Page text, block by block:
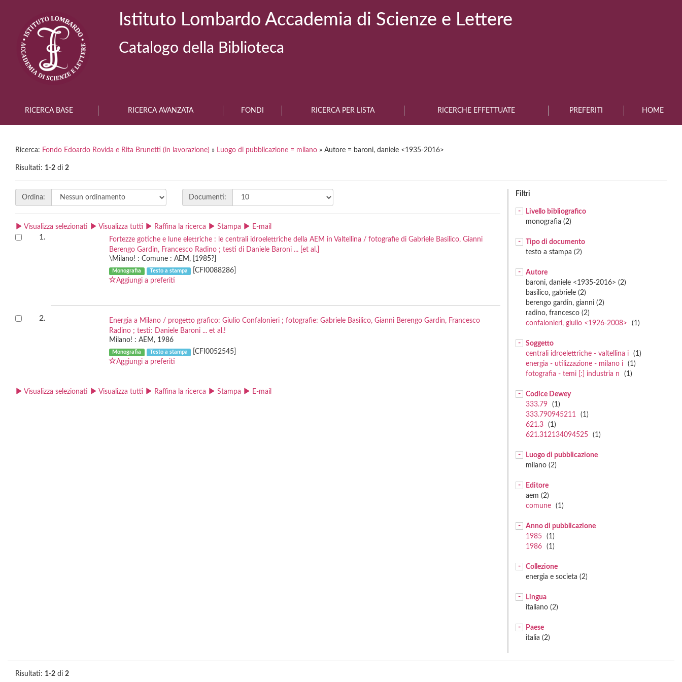
Istituto Lombardo Accademia di Scienze e Lettere
Catalogo della Biblioteca
RICERCA BASE RICERCA AVANZATA FONDI RICERCA PER LISTA RICERCHE EFFETTUATE PREFERITI HOME
Ricerca: Fondo Edoardo Rovida e Rita Brunetti (in lavorazione) » Luogo di pubblicazione = milano » Autore = baroni, daniele <1935-2016>
Risultati: 1-2 di 2
Filtri
Livello bibliografico
monografia (2)
Tipo di documento
testo a stampa (2)
Autore
baroni, daniele <1935-2016> (2)
basilico, gabriele (2)
berengo gardin, gianni (2)
radino, francesco (2)
confalonieri, giulio <1926-2008>
(1)
Soggetto
centrali idroelettriche - valtellina i
(1)
energia - utilizzazione - milano i
(1)
fotografia - temi [:] industria n
(1)
Codice Dewey
333.79
(1)
333.790945211
(1)
621.3
(1)
621.312134094525
(1)
Luogo di pubblicazione
milano (2)
Editore
aem (2)
comune
(1)
Anno di pubblicazione
1985
(1)
1986
(1)
Collezione
energia e societa (2)
Lingua
italiano (2)
Paese
italia (2)
Ordina: Documenti:
Visualizza selezionati Visualizza tutti Raffina la ricerca Stampa E-mail
1.
Fortezze gotiche e lune elettriche : le centrali idroelettriche della AEM in Valtellina / fotografie di Gabriele Basilico, Gianni
Berengo Gardin, Francesco Radino ; testi di Daniele Baroni ... [et al.]
\Milano! : Comune : AEM, [1985?]
Monografia Testo a stampa
[CFI0088286]
Aggiungi a preferiti
2.
Energia a Milano / progetto grafico: Giulio Confalonieri ; fotografie: Gabriele Basilico, Gianni Berengo Gardin, Francesco
Radino ; testi: Daniele Baroni ... et al.!
Milano! : AEM, 1986
Monografia Testo a stampa
[CFI0052545]
Aggiungi a preferiti
Visualizza selezionati Visualizza tutti Raffina la ricerca Stampa E-mail
Risultati: 1-2 di 2